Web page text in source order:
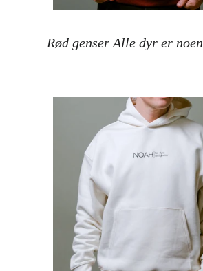
Rød genser Alle dyr er noen